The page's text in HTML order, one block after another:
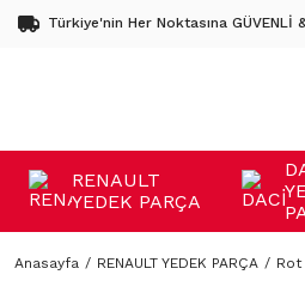
Türkiye'nin Her Noktasına GÜVENLİ
RENAULT
YEDEK PARÇA
Anasayfa RENAULT YEDEK PARÇA Rot